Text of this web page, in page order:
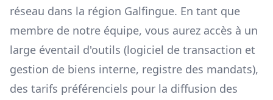
réseau dans la région Galfingue. En tant que
membre de notre équipe, vous aurez accès à un
large éventail d'outils (logiciel de transaction et
gestion de biens interne, registre des mandats),
des tarifs préférenciels pour la diffusion des